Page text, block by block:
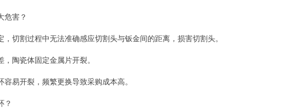
危害？
切割过程中无法准确感应切割头与钣金间的距离，损害切割头。
陶瓷体固定金属片开裂。
易开裂，频繁更换导致采购成本高。
？